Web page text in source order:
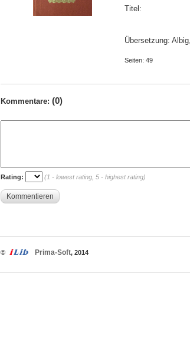
Titel:
Übersetzung:
Seiten: 49
Kommentare: (0)
Rating: (1 - lowest rating, 5 - highest rating)
Kommentieren
© Prima-Soft, 2014